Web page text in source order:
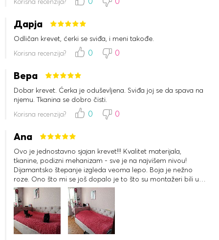
Дарја
Odličan krevet, ćerki se sviđa, i meni takođe.
Korisna recenzija? 0 0
Вера
Dobar krevet. Ćerka je oduševljena. Sviđa joj se da spava na
njemu. Tkanina se dobro čisti.
Korisna recenzija? 0 0
Ana
Ovo je jednostavno sjajan krevet!!! Kvalitet materijala,
tkanine, podizni mehanizam - sve je na najvišem nivou!
Dijamantsko štepanje izgleda veoma lepo. Boja je nežno
roze. Ono što mi se još dopalo je to što su montažeri bili u
navlakama za cipele (iskreno, nikada nisam video tako
nešto), i pokupili su za sobom smeće. Sastavili su krevet za
15-20 minuta) Sama izrada kreveta trajala je nešto više od
mesec dana, ali je vredelo toliko čekati!